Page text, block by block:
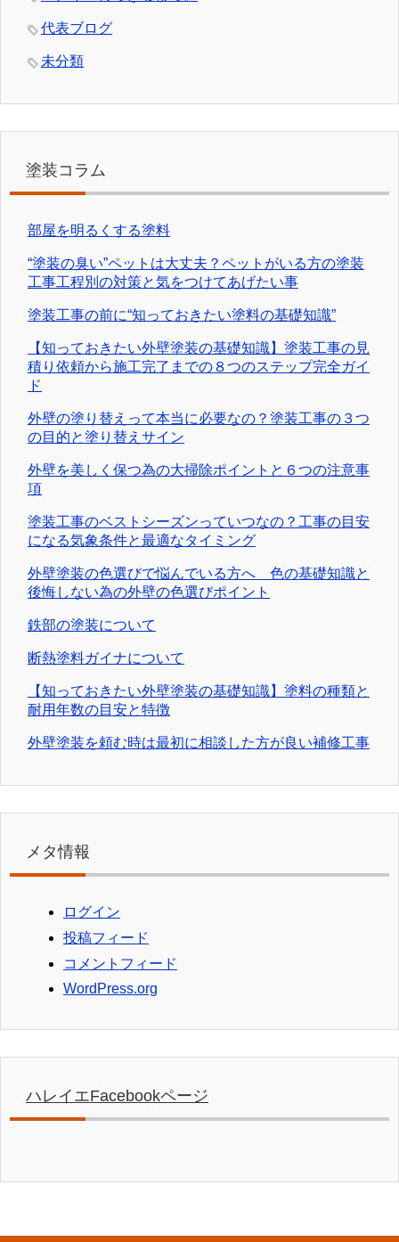
代表ブログ
未分類
塗装コラム
部屋を明るくする塗料
“塗装の臭い”ペットは大丈夫？ペットがいる方の塗装
工事工程別の対策と気をつけてあげたい事
塗装工事の前に“知っておきたい塗料の基礎知識”
【知っておきたい外壁塗装の基礎知識】塗装工事の見
積り依頼から施工完了までの８つのステップ完全ガイ
ド
外壁の塗り替えって本当に必要なの？塗装工事の３つ
の目的と塗り替えサイン
外壁を美しく保つ為の大掃除ポイントと６つの注意事
項
塗装工事のベストシーズンっていつなの？工事の目安
になる気象条件と最適なタイミング
外壁塗装の色選びで悩んでいる方へ 色の基礎知識と
後悔しない為の外壁の色選びポイント
鉄部の塗装について
断熱塗料ガイナについて
【知っておきたい外壁塗装の基礎知識】塗料の種類と
耐用年数の目安と特徴
外壁塗装を頼む時は最初に相談した方が良い補修工事
メタ情報
ログイン
投稿フィード
コメントフィード
WordPress.org
ハレイエFacebookページ